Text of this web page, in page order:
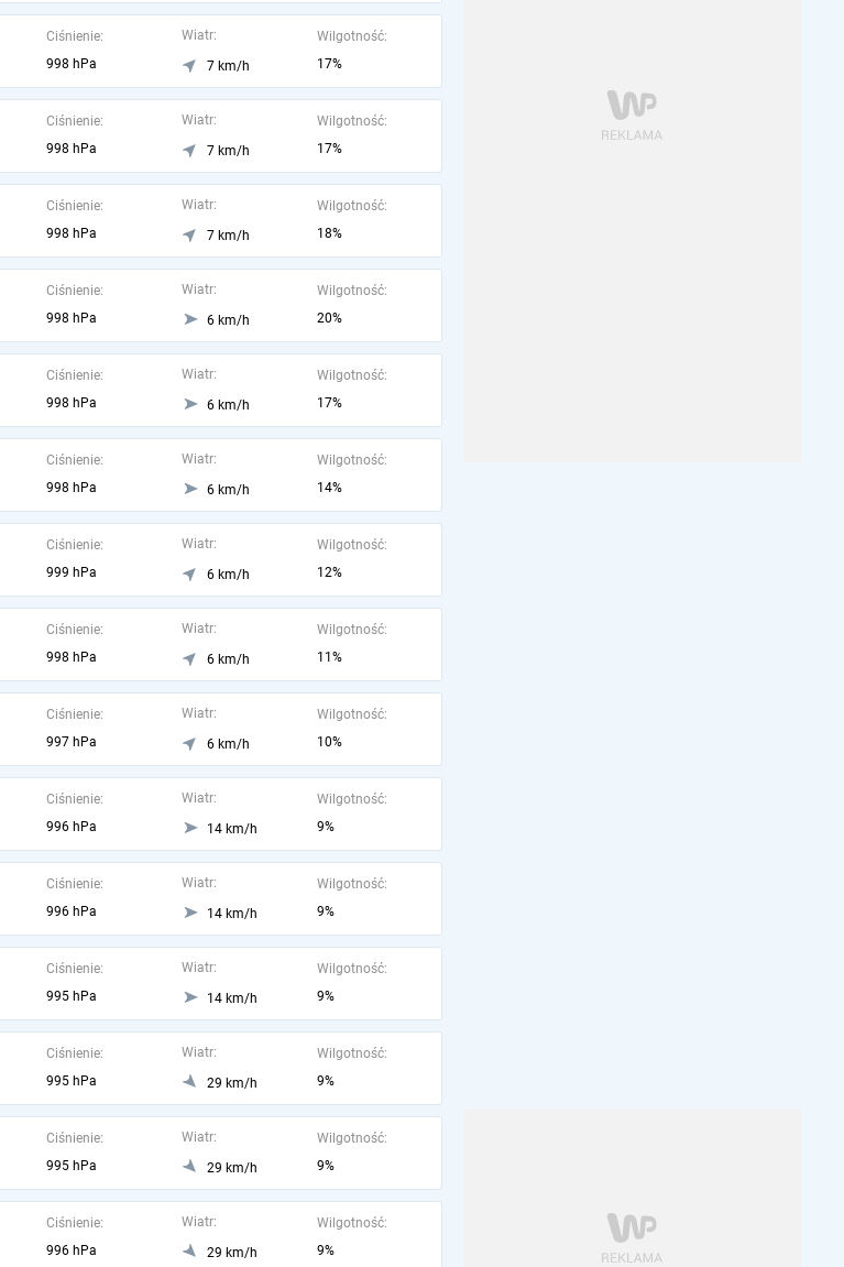
Ciśnienie:
998 hPa
Wiatr:
7 km/h
Wilgotność:
17%
Ciśnienie:
998 hPa
Wiatr:
7 km/h
Wilgotność:
17%
Ciśnienie:
998 hPa
Wiatr:
7 km/h
Wilgotność:
18%
Ciśnienie:
998 hPa
Wiatr:
6 km/h
Wilgotność:
20%
Ciśnienie:
998 hPa
Wiatr:
6 km/h
Wilgotność:
17%
Ciśnienie:
998 hPa
Wiatr:
6 km/h
Wilgotność:
14%
Ciśnienie:
999 hPa
Wiatr:
6 km/h
Wilgotność:
12%
Ciśnienie:
998 hPa
Wiatr:
6 km/h
Wilgotność:
11%
Ciśnienie:
997 hPa
Wiatr:
6 km/h
Wilgotność:
10%
Ciśnienie:
996 hPa
Wiatr:
14 km/h
Wilgotność:
9%
Ciśnienie:
996 hPa
Wiatr:
14 km/h
Wilgotność:
9%
Ciśnienie:
995 hPa
Wiatr:
14 km/h
Wilgotność:
9%
Ciśnienie:
995 hPa
Wiatr:
29 km/h
Wilgotność:
9%
Ciśnienie:
995 hPa
Wiatr:
29 km/h
Wilgotność:
9%
Ciśnienie:
996 hPa
Wiatr:
29 km/h
Wilgotność:
9%